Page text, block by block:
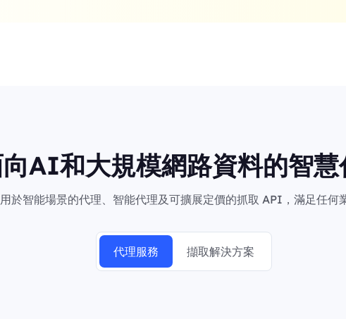
AI和大規模網路資料的智慧
於智能場景的代理、智能代理及可擴展定價的抓取 API，滿足任何
代理服務 擷取解決方案